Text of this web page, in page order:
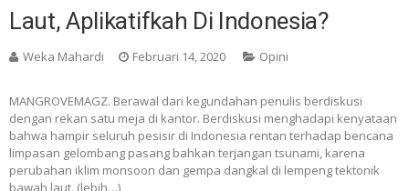
Laut, Aplikatifkah Di Indonesia?
Weka Mahardi Februari 14, 2020 Opini
MANGROVEMAGZ. Berawal dari kegundahan penulis berdiskusi
dengan rekan satu meja di kantor. Berdiskusi menghadapi kenyataan
bahwa hampir seluruh pesisir di Indonesia rentan terhadap bencana
limpasan gelombang pasang bahkan terjangan tsunami, karena
perubahan iklim monsoon dan gempa dangkal di lempeng tektonik
bawah laut. (lebih…)